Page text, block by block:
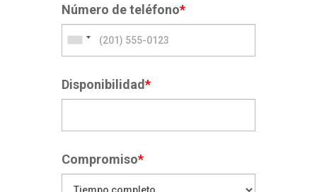
Número de teléfono*
Disponibilidad*
Compromiso*